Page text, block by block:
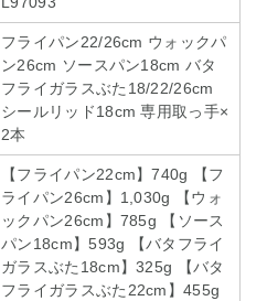
フライパン22/26cm ウォックパ
ン26cm ソースパン18cm バタ
フライガラスぶた18/22/26cm
シールリッド18cm 専用取っ手×
2本
【フライパン22cm】740g 【フ
ライパン26cm】1,030g 【ウォ
ックパン26cm】785g 【ソース
パン18cm】593g 【バタフライ
ガラスぶた18cm】325g 【バタ
フライガラスぶた22cm】455g